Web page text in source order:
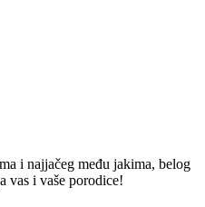
i najjačeg među jakima, belog
vas i vaše porodice!